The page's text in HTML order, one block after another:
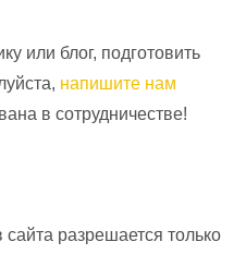
или блог, подготовить
напишите нам
в сотрудничестве!
разрешается только